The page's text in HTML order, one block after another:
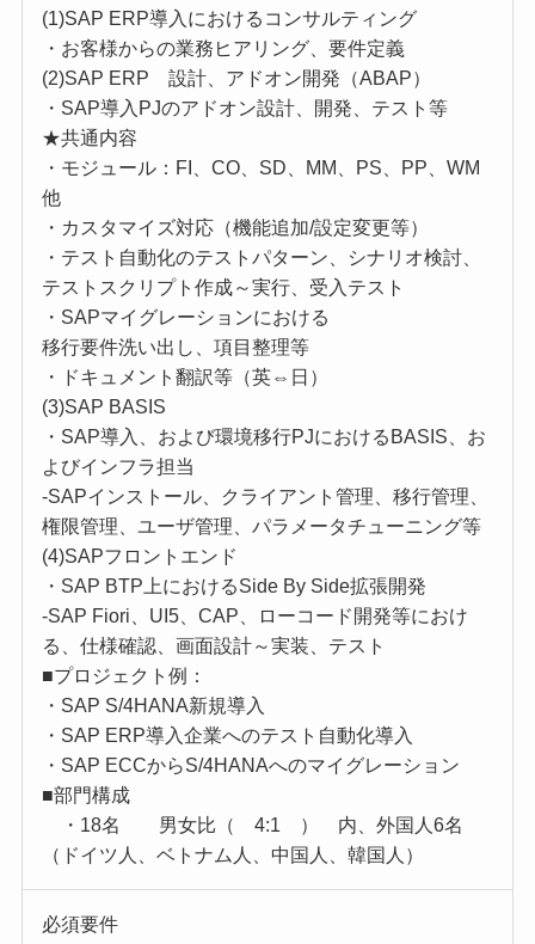
(1)SAP ERP導入におけるコンサルティング
・お客様からの業務ヒアリング、要件定義
(2)SAP ERP 設計、アドオン開発（ABAP）
・SAP導入PJのアドオン設計、開発、テスト等
★共通内容
・モジュール：FI、CO、SD、MM、PS、PP、WM
他
・カスタマイズ対応（機能追加/設定変更等）
・テスト自動化のテストパターン、シナリオ検討、
テストスクリプト作成～実行、受入テスト
・SAPマイグレーションにおける
移行要件洗い出し、項目整理等
・ドキュメント翻訳等（英⇔日）
(3)SAP BASIS
・SAP導入、および環境移行PJにおけるBASIS、お
よびインフラ担当
-SAPインストール、クライアント管理、移行管理、
権限管理、ユーザ管理、パラメータチューニング等
(4)SAPフロントエンド
・SAP BTP上におけるSide By Side拡張開発
-SAP Fiori、UI5、CAP、ローコード開発等におけ
る、仕様確認、画面設計～実装、テスト
■プロジェクト例：
・SAP S/4HANA新規導入
・SAP ERP導入企業へのテスト自動化導入
・SAP ECCからS/4HANAへのマイグレーション
■部門構成
・18名 男女比（ 4:1 ） 内、外国人6名
（ドイツ人、ベトナム人、中国人、韓国人）
必須要件